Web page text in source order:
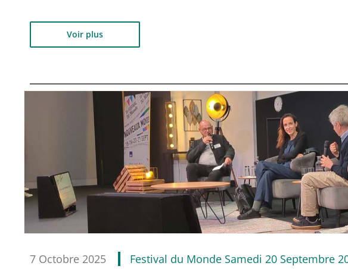
Voir plus
7 Octobre 2025 Festival du Monde Samedi 20 Septembre